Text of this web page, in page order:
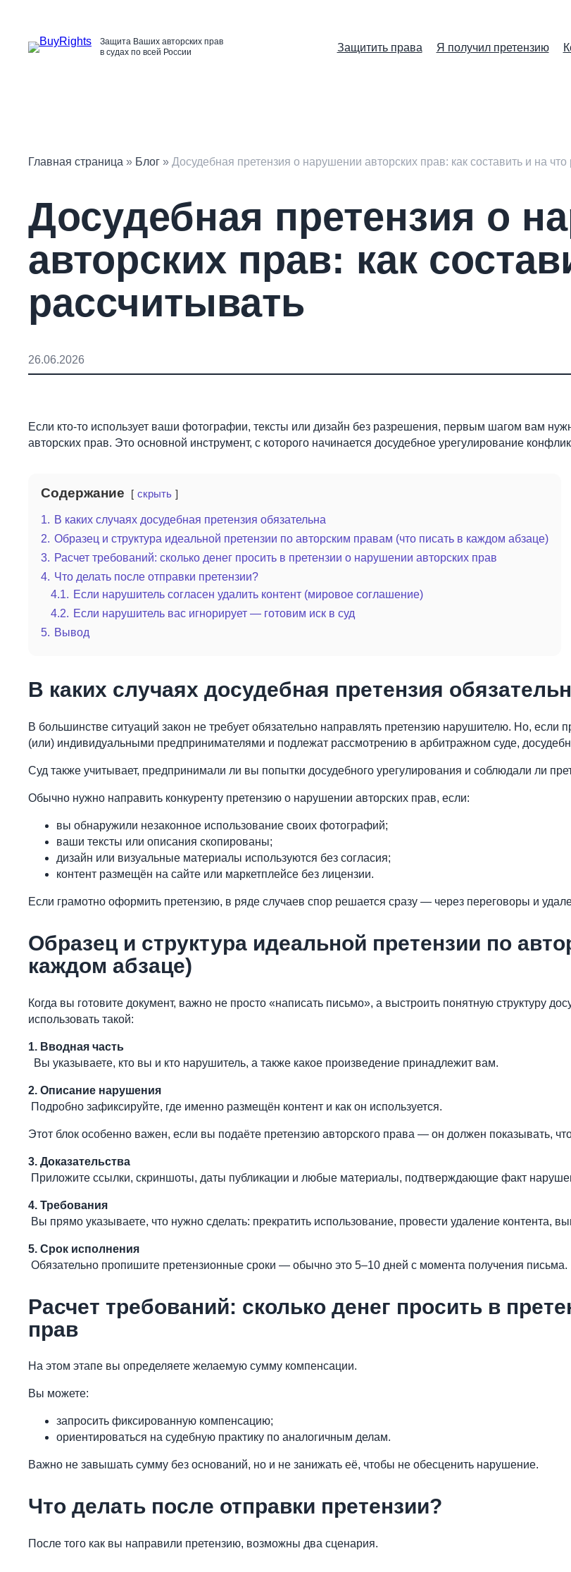
содержимому
Защита Ваших авторских прав
в судах по всей России
Защитить права Я получил претензию
Главная страница » Блог » Досудебная претензия о нарушении авторских прав: как составить и на что
Досудебная претензия о
авторских прав: как
рассчитывать
26.06.2026
Если кто-то использует ваши фотографии, тексты или дизайн без разрешения, первым шагом вам
авторских прав. Это основной инструмент, с которого начинается досудебное урегулирование
Содержание скрыть
1. В каких случаях досудебная претензия обязательна
2. Образец и структура идеальной претензии по авторским правам (что писать в каждом абзаце)
3. Расчет требований: сколько денег просить в претензии о нарушении авторских прав
4. Что делать после отправки претензии?
4.1. Если нарушитель согласен удалить контент (мировое соглашение)
4.2. Если нарушитель вас игнорирует — готовим иск в суд
5. Вывод
В каких случаях досудебная претензия
В большинстве ситуаций закон не требует обязательно направлять претензию нарушителю. Но,
(или) индивидуальными предпринимателями и подлежат рассмотрению в арбитражном суде,
Суд также учитывает, предпринимали ли вы попытки досудебного урегулирования и соблюдали ли
Обычно нужно направить конкуренту претензию о нарушении авторских прав, если:
вы обнаружили незаконное использование своих фотографий;
ваши тексты или описания скопированы;
дизайн или визуальные материалы используются без согласия;
контент размещён на сайте или маркетплейсе без лицензии.
Если грамотно оформить претензию, в ряде случаев спор решается сразу — через переговоры и
Образец и структура идеальной претензии по
каждом абзаце)
Когда вы готовите документ, важно не просто «написать письмо», а выстроить понятную структуру
использовать такой:
1. Вводная часть
Вы указываете, кто вы и кто нарушитель, а также какое произведение принадлежит вам.
2. Описание нарушения
Подробно зафиксируйте, где именно размещён контент и как он используется.
Этот блок особенно важен, если вы подаёте претензию авторского права — он должен показывать,
3. Доказательства
Приложите ссылки, скриншоты, даты публикации и любые материалы, подтверждающие факт
4. Требования
Вы прямо указываете, что нужно сделать: прекратить использование, провести удаление контента,
5. Срок исполнения
Обязательно пропишите претензионные сроки — обычно это 5–10 дней с момента получения письма.
Расчет требований: сколько денег просить в
прав
На этом этапе вы определяете желаемую сумму компенсации.
Вы можете:
запросить фиксированную компенсацию;
ориентироваться на судебную практику по аналогичным делам.
Важно не завышать сумму без оснований, но и не занижать её, чтобы не обесценить нарушение.
Что делать после отправки претензии?
После того как вы направили претензию, возможны два сценария.